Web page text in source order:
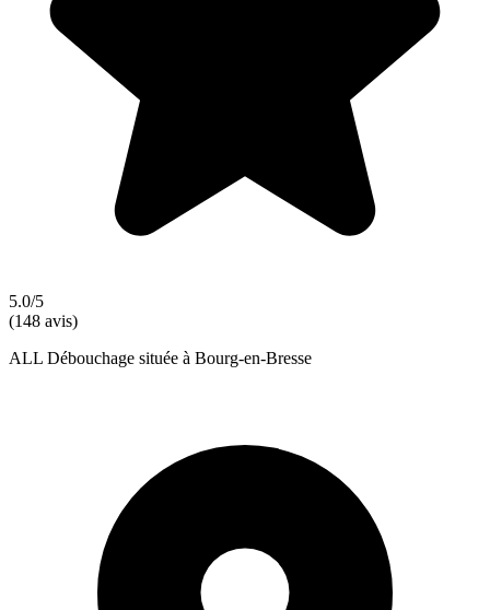
5.0/5
(148 avis)
ALL Débouchage située à Bourg-en-Bresse